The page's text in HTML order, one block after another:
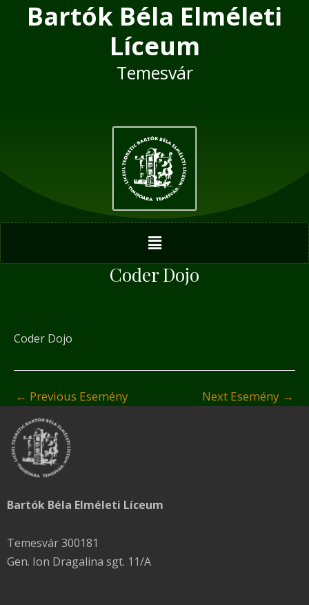
Bartók Béla Elméleti
Líceum
Temesvár
Menu
Coder Dojo
Coder Dojo
Post
navigation
← Previous Esemény Next Esemény →
Bartók Béla Elméleti Líceum
Temesvár 300181
Gen. Ion Dragalina sgt. 11/A